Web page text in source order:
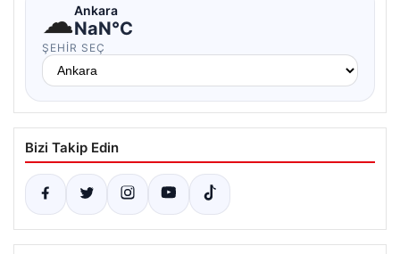
☁Ankara
NaN°C
ŞEHIR SEÇ
Bizi Takip Edin